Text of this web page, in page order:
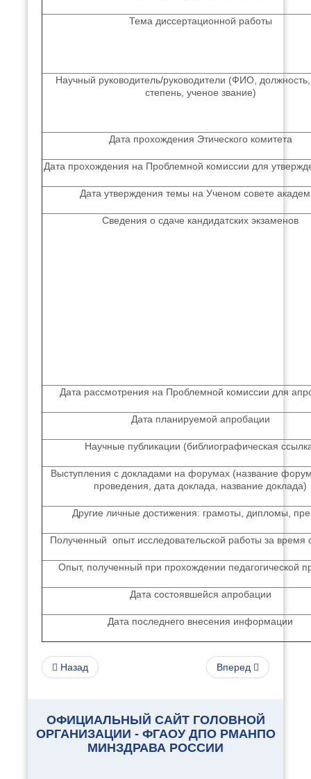
Тема диссертационной работы
Научный руководитель/руководители (ФИО,
степень, ученое звание)
Дата прохождения Этического комитета
Дата прохождения на Проблемной комиссии для
Дата утверждения темы на Ученом совете
Сведения о сдаче кандидатских экзаменов
Дата рассмотрения на Проблемной комиссии для
Дата планируемой апробации
Научные публикации (библиографическая
Выступления с докладами на форумах (название
проведения, дата доклада, название доклада)
Другие личные достижения: грамоты, дипломы,
Полученный опыт исследовательской работы за время
Опыт, полученный при прохождении педагогической
Дата состоявшейся апробации
Дата последнего внесения информации
Назад Вперед
ОФИЦИАЛЬНЫЙ САЙТ ГОЛОВНОЙ
ОРГАНИЗАЦИИ - ФГАОУ ДПО РМАНПО
МИНЗДРАВА РОССИИ